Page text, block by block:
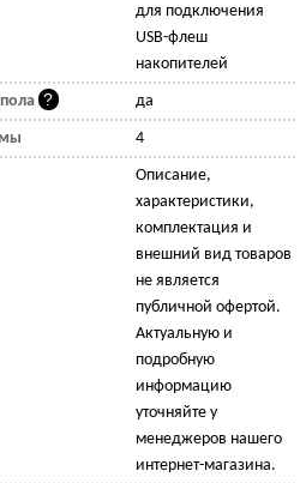
для подключения
USB-флеш
накопителей
да
4
Описание,
характеристики,
комплектация и
внешний вид товаров
не является
публичной офертой.
Актуальную и
подробную
информацию
уточняйте у
менеджеров нашего
интернет-магазина.